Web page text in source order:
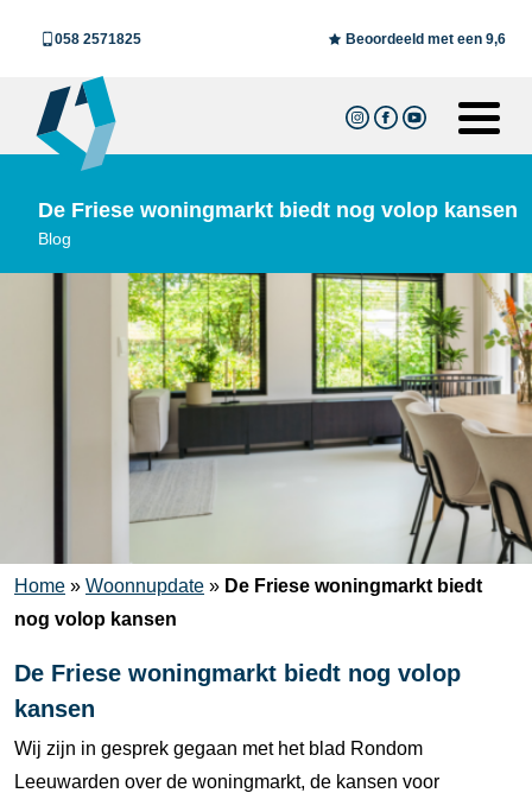
058 2571825 Beoordeeld met een 9,6
De Friese woningmarkt biedt nog volop kansen
Blog
Home » Woonnupdate » De Friese woningmarkt biedt
nog volop kansen
De Friese woningmarkt biedt nog volop
kansen
Wij zijn in gesprek gegaan met het blad Rondom
Leeuwarden over de woningmarkt, de kansen voor